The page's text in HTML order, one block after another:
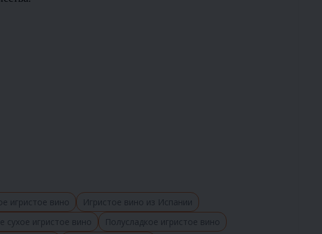
игристое вино
Игристое вино из Испании
сухое игристое вино
Полусладкое игристое вино